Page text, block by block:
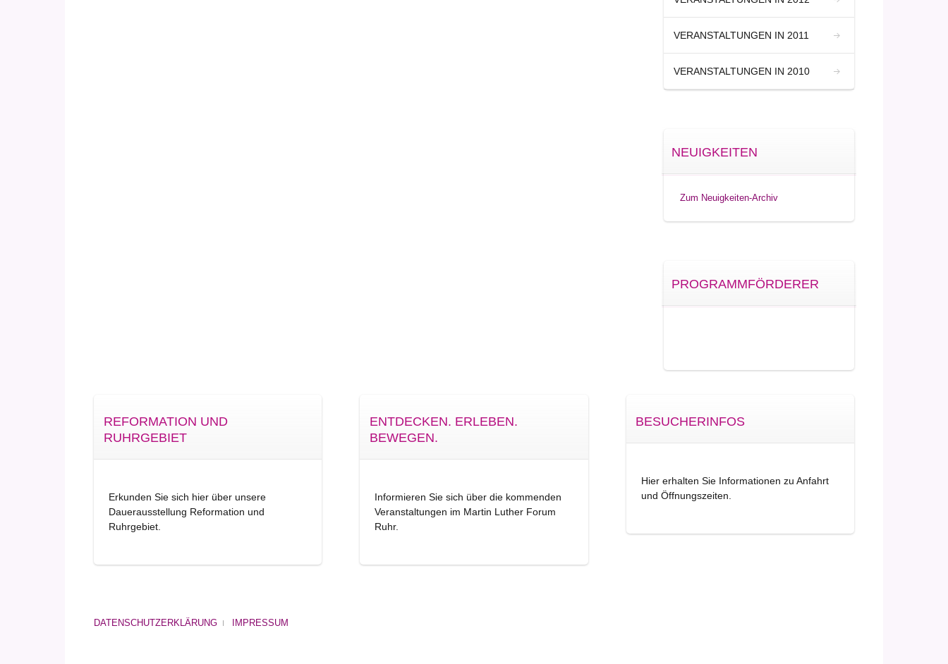
VERANSTALTUNGEN IN 2011
VERANSTALTUNGEN IN 2010
NEUIGKEITEN
Zum Neuigkeiten-Archiv
PROGRAMMFÖRDERER
REFORMATION UND
RUHRGEBIET
Erkunden Sie sich hier über unsere
Dauerausstellung Reformation und
Ruhrgebiet.
ENTDECKEN. ERLEBEN.
BEWEGEN.
Informieren Sie sich über die kommenden
Veranstaltungen im Martin Luther Forum
Ruhr.
BESUCHERINFOS
Hier erhalten Sie Informationen zu Anfahrt
und Öffnungszeiten.
DATENSCHUTZERKLÄRUNG IMPRESSUM